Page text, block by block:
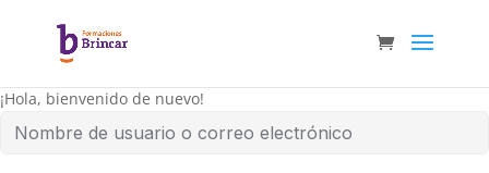
¡Hola, bienvenido de nuevo!